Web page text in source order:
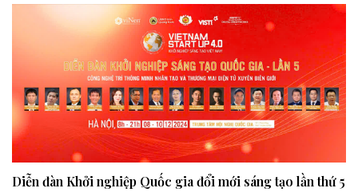
Diễn đàn Khởi nghiệp Quốc gia đổi mới sáng tạo lần thứ 5